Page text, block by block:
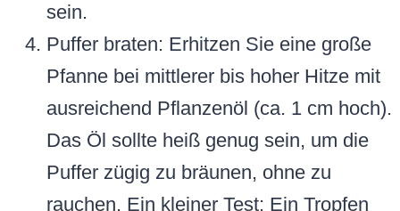
sein.
Puffer braten: Erhitzen Sie eine große
Pfanne bei mittlerer bis hoher Hitze mit
ausreichend Pflanzenöl (ca. 1 cm hoch).
Das Öl sollte heiß genug sein, um die
Puffer zügig zu bräunen, ohne zu
rauchen. Ein kleiner Test: Ein Tropfen